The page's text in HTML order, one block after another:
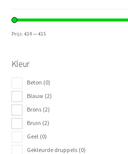
Prijs: €14— €15
Kleur
Beton (0)
Blauw (2)
Brons (2)
Bruin (2)
Geel (0)
Gekleurde druppels (0)